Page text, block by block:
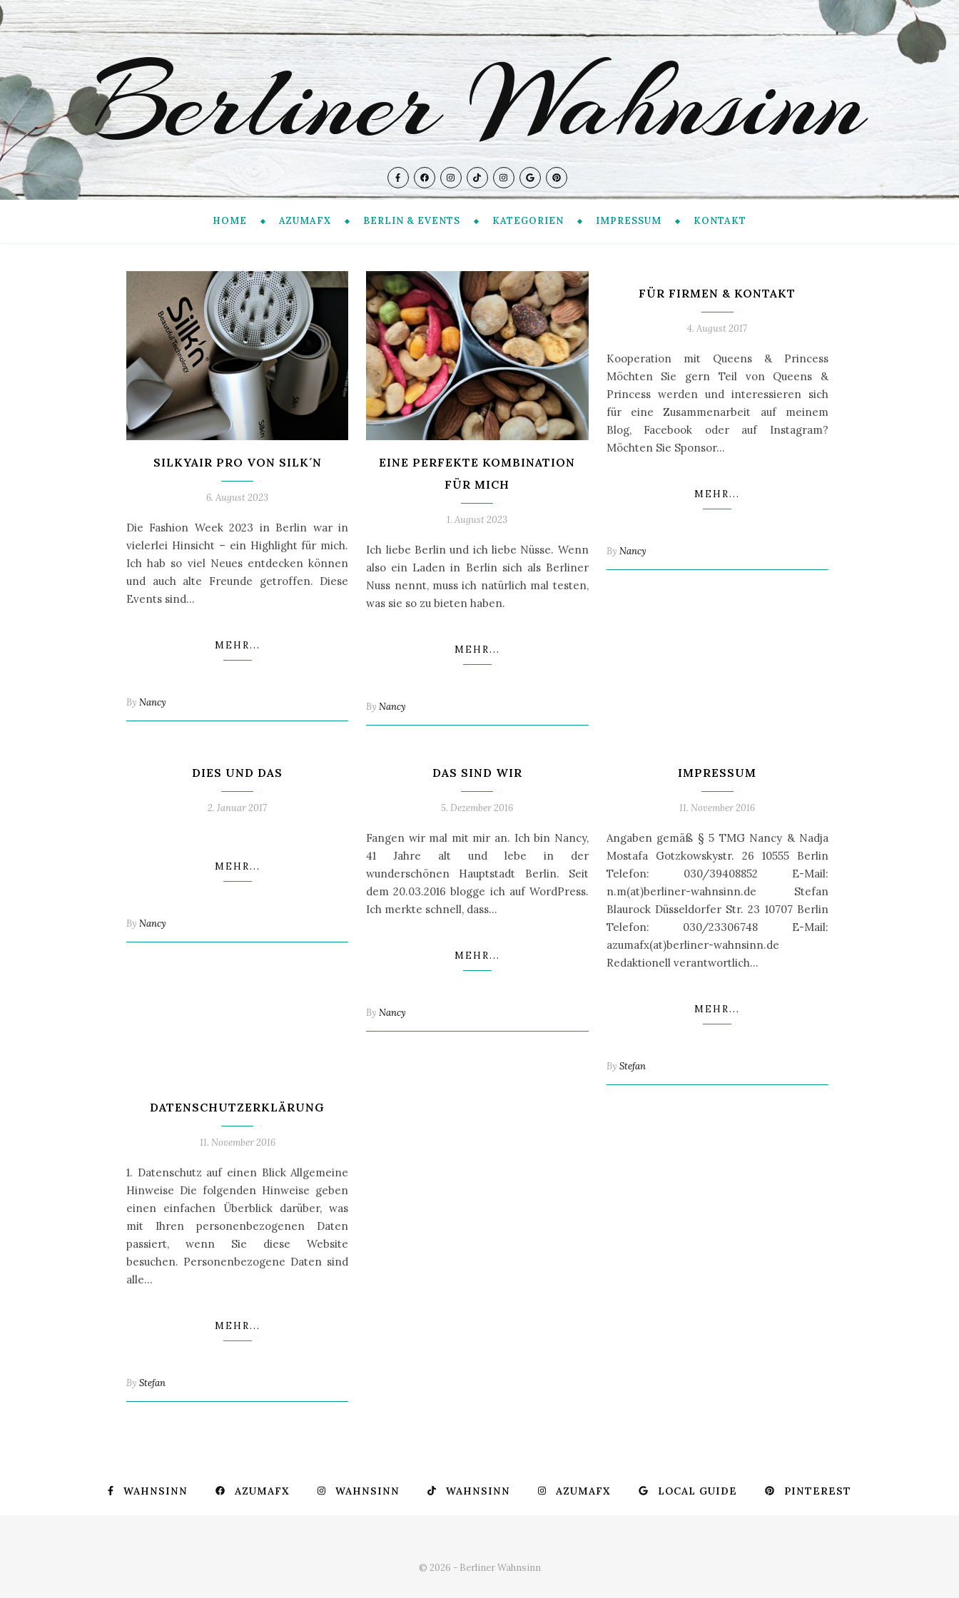
Berliner Wahnsinn
HOME AZUMAFX BERLIN & EVENTS KATEGORIEN IMPRESSUM KONTAKT
SILKYAIR PRO VON SILK´N
6. August 2023
Die Fashion Week 2023 in Berlin war in
vielerlei Hinsicht – ein Highlight für mich.
Ich hab so viel Neues entdecken können
und auch alte Freunde getroffen. Diese
Events sind…
MEHR...
By Nancy
EINE PERFEKTE KOMBINATION
FÜR MICH
1. August 2023
Ich liebe Berlin und ich liebe Nüsse. Wenn
also ein Laden in Berlin sich als Berliner
Nuss nennt, muss ich natürlich mal testen,
was sie so zu bieten haben.
MEHR...
ByNancy
FÜR FIRMEN & KONTAKT
4. August 2017
Kooperation mit Queens & Princess
Möchten Sie gern Teil von Queens &
Princess werden und interessieren sich
für eine Zusammenarbeit auf meinem
Blog, Facebook oder auf Instagram?
Möchten Sie Sponsor…
MEHR...
By Nancy
DIES UND DAS
2. Januar 2017
MEHR...
By Nancy
DAS SIND WIR
5. Dezember 2016
Fangen wir mal mit mir an. Ich bin Nancy,
41 Jahre alt und lebe in der
wunderschönen Hauptstadt Berlin. Seit
dem 20.03.2016 blogge ich auf WordPress.
Ich merkte schnell, dass…
MEHR...
ByNancy
IMPRESSUM
11. November 2016
Angaben gemäß § 5 TMG Nancy & Nadja
Mostafa Gotzkowskystr. 26 10555 Berlin
Telefon: 030/39408852 E-Mail:
n.m(at)berliner-wahnsinn.de Stefan
Blaurock Düsseldorfer Str. 23 10707 Berlin
Telefon: 030/23306748 E-Mail:
azumafx(at)berliner-wahnsinn.de
Redaktionell verantwortlich…
MEHR...
By Stefan
DATENSCHUTZERKLÄRUNG
11. November 2016
1. Datenschutz auf einen Blick Allgemeine
Hinweise Die folgenden Hinweise geben
einen einfachen Überblick darüber, was
mit Ihren personenbezogenen Daten
passiert, wenn Sie diese Website
besuchen. Personenbezogene Daten sind
alle…
MEHR...
By Stefan
WAHNSINN AZUMAFX WAHNSINN WAHNSINN AZUMAFX LOCAL GUIDE PINTEREST
© 2026 - Berliner Wahnsinn